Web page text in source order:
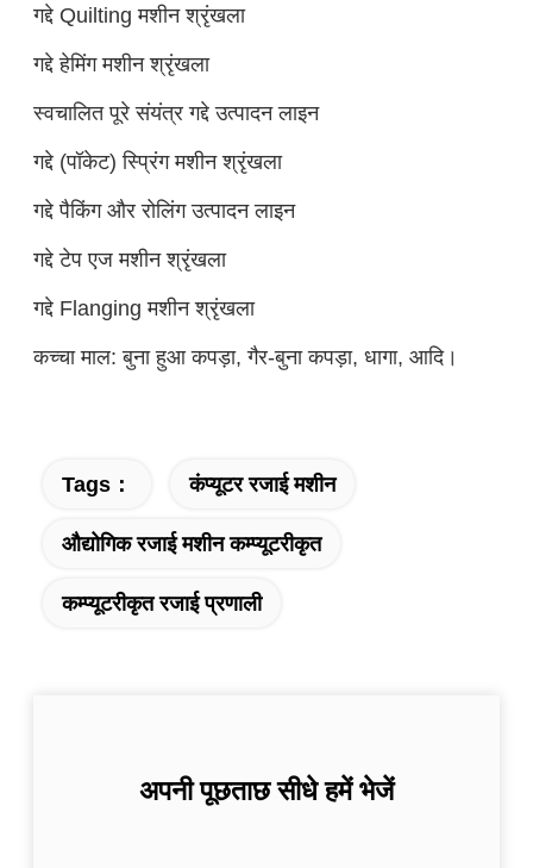
गद्दे Quilting मशीन श्रृंखला
गद्दे हेमिंग मशीन श्रृंखला
स्वचालित पूरे संयंत्र गद्दे उत्पादन लाइन
गद्दे (पॉकेट) स्प्रिंग मशीन श्रृंखला
गद्दे पैकिंग और रोलिंग उत्पादन लाइन
गद्दे टेप एज मशीन श्रृंखला
गद्दे Flanging मशीन श्रृंखला
कच्चा माल: बुना हुआ कपड़ा, गैर-बुना कपड़ा, धागा, आदि।
Tags： कंप्यूटर रजाई मशीन
औद्योगिक रजाई मशीन कम्प्यूटरीकृत
कम्प्यूटरीकृत रजाई प्रणाली
अपनी पूछताछ सीधे हमें भेजें